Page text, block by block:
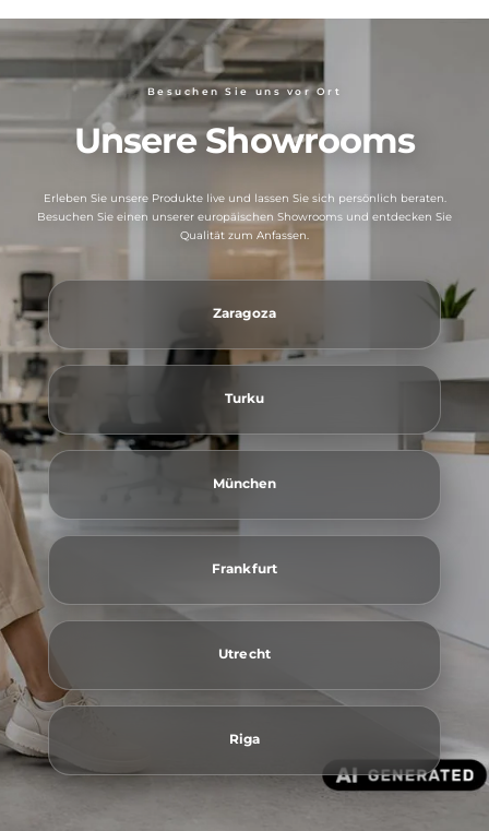
Besuchen Sie uns vor Ort
Unsere Showrooms
Erleben Sie unsere Produkte live und lassen Sie sich persönlich beraten.
Besuchen Sie einen unserer europäischen Showrooms und entdecken Sie
Qualität zum Anfassen.
Zaragoza
Turku
München
Frankfurt
Utrecht
Riga